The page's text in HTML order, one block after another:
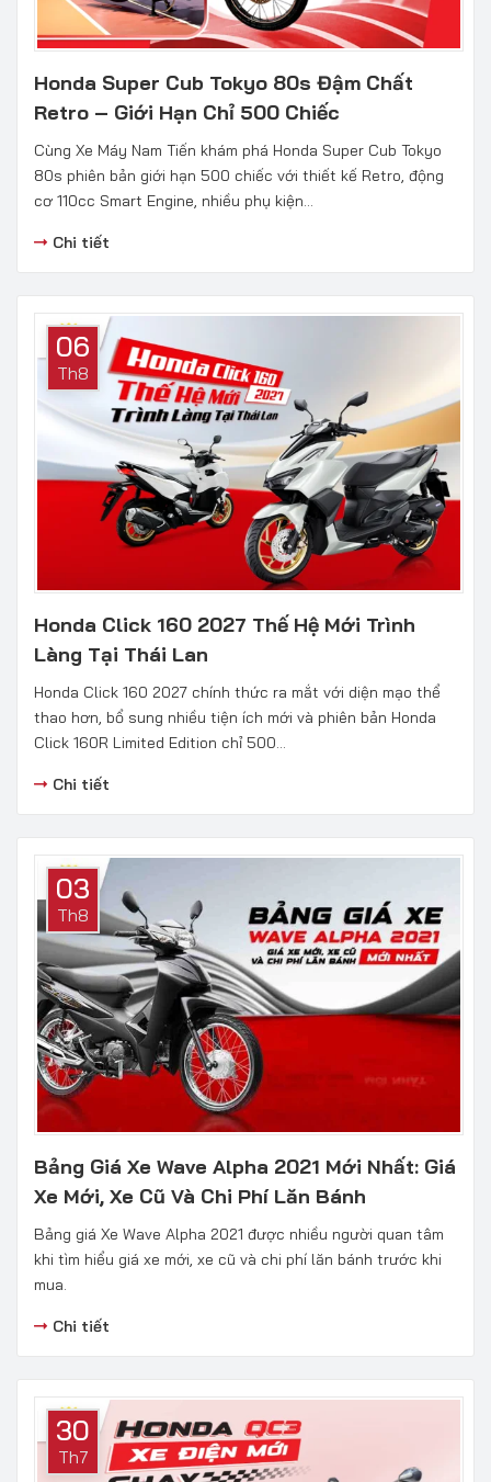
Honda Super Cub Tokyo 80s Đậm Chất
Retro – Giới Hạn Chỉ 500 Chiếc
Cùng Xe Máy Nam Tiến khám phá Honda Super Cub Tokyo
80s phiên bản giới hạn 500 chiếc với thiết kế Retro, động
cơ 110cc Smart Engine, nhiều phụ kiện...
Chi tiết
06
Th8
Honda Click 160 2027 Thế Hệ Mới Trình
Làng Tại Thái Lan
Honda Click 160 2027 chính thức ra mắt với diện mạo thể
thao hơn, bổ sung nhiều tiện ích mới và phiên bản Honda
Click 160R Limited Edition chỉ 500...
Chi tiết
03
Th8
Bảng Giá Xe Wave Alpha 2021 Mới Nhất: Giá
Xe Mới, Xe Cũ Và Chi Phí Lăn Bánh
Bảng giá Xe Wave Alpha 2021 được nhiều người quan tâm
khi tìm hiểu giá xe mới, xe cũ và chi phí lăn bánh trước khi
mua.
Chi tiết
30
Th7